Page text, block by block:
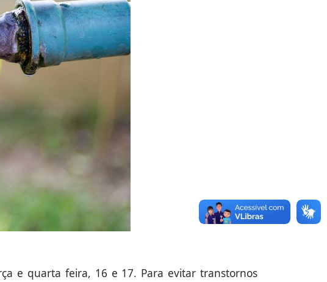
e quarta feira, 16 e 17. Para evitar transtornos